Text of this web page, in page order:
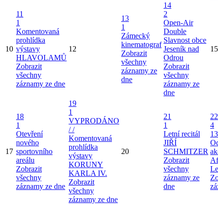
10
11
1
Komentovaná
prohlídka
výstavy
HLAVOLAMŮ
Zobrazit
všechny
záznamy ze dne
12
13
1
Zámecký
kinematograf
Zobrazit
všechny
záznamy ze
dne
14
2
Open-Air
Double
Slavnost obce
Jeseník nad
Odrou
Zobrazit
všechny
záznamy ze
dne
15
17
18
1
Otevření
nového
sportovního
areálu
Zobrazit
všechny
záznamy ze dne
19
1
VYPRODÁNO
/ /
Komentovaná
prohlídka
výstavy
KORUNY
KARLA IV.
Zobrazit
všechny
záznamy ze dne
20
21
1
Letní recitál
JIŘÍ
SCHMITZER
Zobrazit
všechny
záznamy ze
dne
22
4